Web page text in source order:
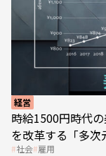
経営
時給1500円時代
を改革する「多次
社会 雇用